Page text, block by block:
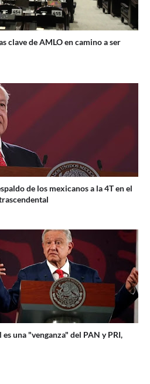
clave de AMLO en camino a ser
de los mexicanos a la 4T en el
una "venganza" del PAN y PRI,